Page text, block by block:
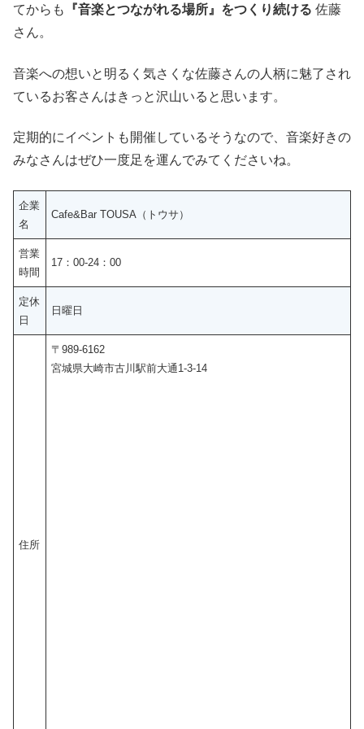
てからも 『音楽とつながれる場所』をつくり続ける 佐藤
さん。
音楽への想いと明るく気さくな佐藤さんの人柄に魅了され
ているお客さんはきっと沢山いると思います。
定期的にイベントも開催しているそうなので、音楽好きの
みなさんはぜひ一度足を運んでみてくださいね。
企業
名
Cafe&Bar TOUSA（トウサ）
営業
時間
17：00-24：00
定休
日
日曜日
住所
〒989-6162
宮城県大崎市古川駅前大通1-3-14